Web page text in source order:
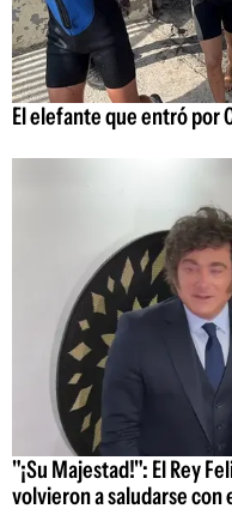
El elefante que entró por
"¡Su Majestad!": El Rey
volvieron a saludarse